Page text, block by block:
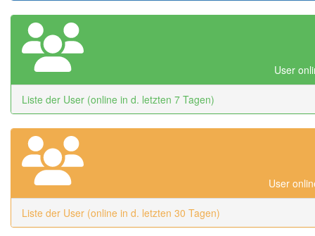
User
Liste der User (online in d. letzten 7 Tagen)
User
Liste der User (online in d. letzten 30 Tagen)